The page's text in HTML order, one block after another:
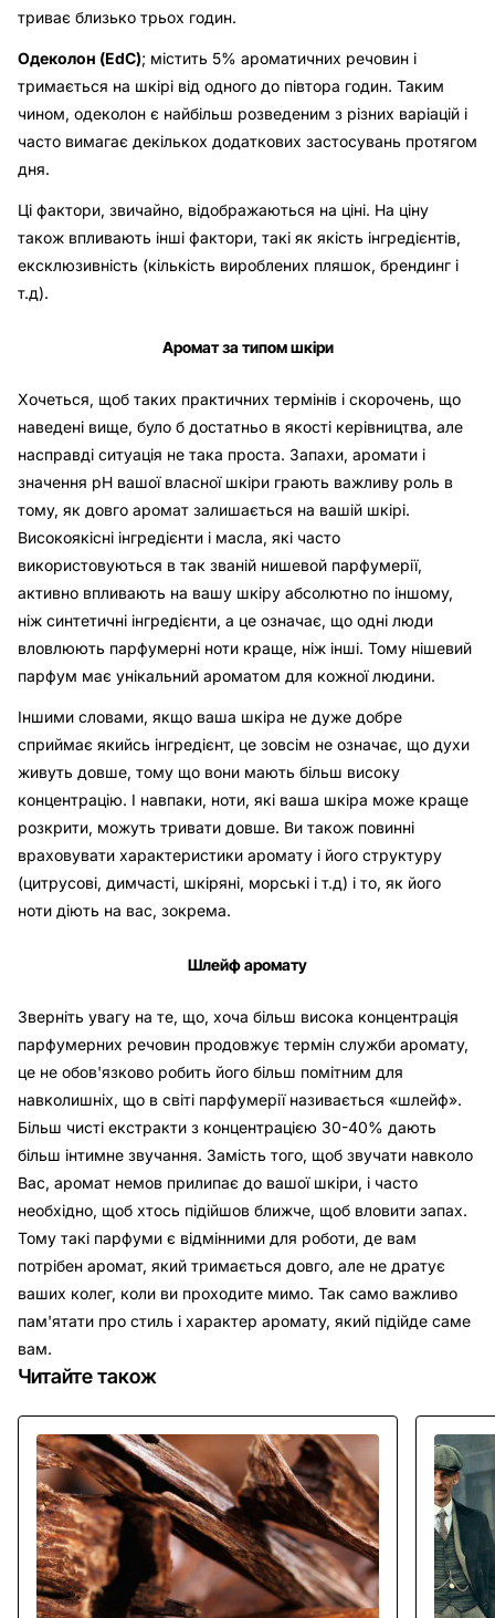
триває близько трьох годин.
Одеколон (EdC); містить 5% ароматичних речовин і
тримається на шкірі від одного до півтора годин. Таким
чином, одеколон є найбільш розведеним з різних варіацій і
часто вимагає декількох додаткових застосувань протягом
дня.
Ці фактори, звичайно, відображаються на ціні. На ціну
також впливають інші фактори, такі як якість інгредієнтів,
ексклюзивність (кількість вироблених пляшок, брендинг і
т.д).
Аромат за типом шкіри
Хочеться, щоб таких практичних термінів і скорочень, що
наведені вище, було б достатньо в якості керівництва, але
насправді ситуація не така проста. Запахи, аромати і
значення pH вашої власної шкіри грають важливу роль в
тому, як довго аромат залишається на вашій шкірі.
Високоякісні інгредієнти і масла, які часто
використовуються в так званій нишевой парфумерії,
активно впливають на вашу шкіру абсолютно по іншому,
ніж синтетичні інгредієнти, а це означає, що одні люди
вловлюють парфумерні ноти краще, ніж інші. Тому нішевий
парфум має унікальний ароматом для кожної людини.
Іншими словами, якщо ваша шкіра не дуже добре
сприймає якийсь інгредієнт, це зовсім не означає, що духи
живуть довше, тому що вони мають більш високу
концентрацію. І навпаки, ноти, які ваша шкіра може краще
розкрити, можуть тривати довше. Ви також повинні
враховувати характеристики аромату і його структуру
(цитрусові, димчасті, шкіряні, морські і т.д) і то, як його
ноти діють на вас, зокрема.
Шлейф аромату
Зверніть увагу на те, що, хоча більш висока концентрація
парфумерних речовин продовжує термін служби аромату,
це не обов'язково робить його більш помітним для
навколишніх, що в світі парфумерії називається «шлейф».
Більш чисті екстракти з концентрацією 30-40% дають
більш інтимне звучання. Замість того, щоб звучати навколо
Вас, аромат немов прилипає до вашої шкіри, і часто
необхідно, щоб хтось підійшов ближче, щоб вловити запах.
Тому такі парфуми є відмінними для роботи, де вам
потрібен аромат, який тримається довго, але не дратує
ваших колег, коли ви проходите мимо. Так само важливо
пам'ятати про стиль і характер аромату, який підійде саме
вам.
Читайте також